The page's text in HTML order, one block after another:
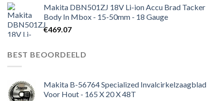
Makita DBN501ZJ 18V Li-ion Accu Brad Tacker
Body In Mbox - 15-50mm - 18 Gauge
€469.07
BEST BEOORDEELD
Makita B-56764 Specialized Invalcirkelzaagblad
Voor Hout - 165 X 20 X 48T